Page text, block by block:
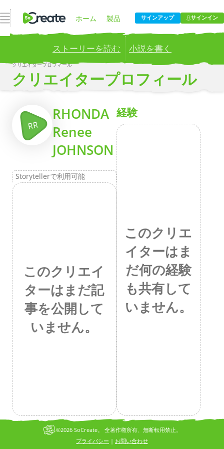
ナビゲーションを開く ホーム 製品
価格設定 ブログ
会社
サインアップ サインイン
ストーリーを読む 小説を書く
Publish your stories to a global audience. Try it now!
クリエイタープロフィール
クリエイタープロフィール
RR
RHONDA
Renee
JOHNSON
Storytellerで利用可能
もっとその
このクリエイ
ターはまだ記
事を公開して
いません。
経験
このクリエ
イターはま
だ何の経験
も共有して
いません。
プライバシー | お問い合わせ
©2026 SoCreate。 全著作権所有、無断転用禁止。